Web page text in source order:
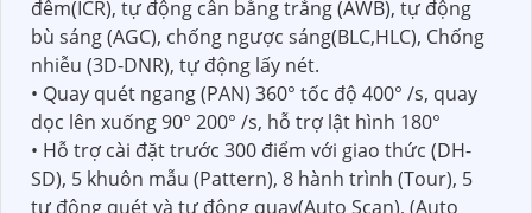
đêm(ICR), tự động cân bằng trắng (AWB), tự động
bù sáng (AGC), chống ngược sáng(BLC,HLC), Chống
nhiễu (3D-DNR), tự động lấy nét.
• Quay quét ngang (PAN) 360° tốc độ 400° /s, quay
dọc lên xuống 90° 200° /s, hỗ trợ lật hình 180°
• Hỗ trợ cài đặt trước 300 điểm với giao thức (DH-
SD), 5 khuôn mẫu (Pattern), 8 hành trình (Tour), 5
tự động quét và tự động quay(Auto Scan), (Auto